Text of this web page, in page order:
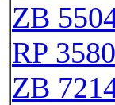
ZB
RP
ZB